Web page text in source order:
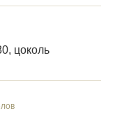
цоколь